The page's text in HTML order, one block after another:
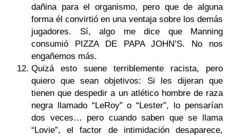
dañina para el organismo, pero que de alguna
forma él convirtió en una ventaja sobre los demás
jugadores. Sí, algo me dice que Manning
consumió PIZZA DE PAPA JOHN’S. No nos
engañemos más.
Quizá esto suene terriblemente racista, pero
quiero que sean objetivos: Si les dijeran que
tienen que despedir a un atlético hombre de raza
negra llamado “LeRoy” o “Lester”, lo pensarían
dos veces… pero cuando saben que se llama
“Lovie”, el factor de intimidación desaparece,